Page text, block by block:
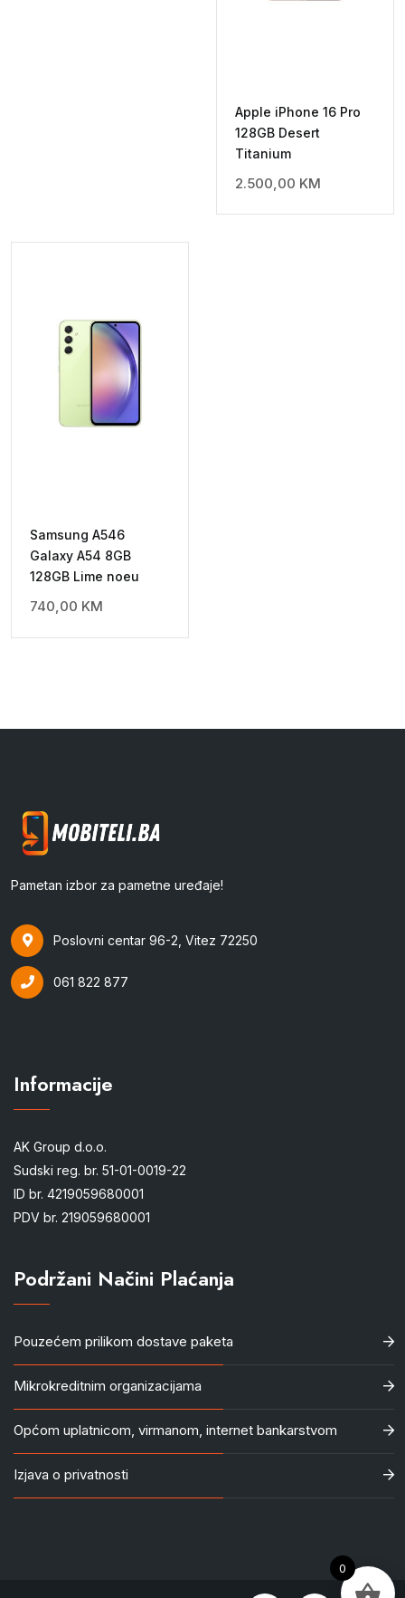
Apple iPhone 16 Pro
128GB Desert
Titanium
2.500,00 KM
Samsung A546
Galaxy A54 8GB
128GB Lime noeu
740,00 KM
Pametan izbor za pametne uređaje!
Poslovni centar 96-2, Vitez 72250
061 822 877
Informacije
AK Group d.o.o.
Sudski reg. br. 51-01-0019-22
ID br. 4219059680001
PDV br. 219059680001
Podržani Načini Plaćanja
Pouzećem prilikom dostave paketa
Mikrokreditnim organizacijama
Općom uplatnicom, virmanom, internet bankarstvom
Izjava o privatnosti
0